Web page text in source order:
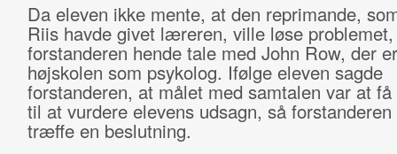
Da eleven ikke mente, at den reprimande,
Riis havde givet læreren, ville løse
forstanderen hende tale med John Row, der
højskolen som psykolog. Ifølge eleven sagde
forstanderen, at målet med samtalen var at
til at vurdere elevens udsagn, så forstanderen
træffe en beslutning.